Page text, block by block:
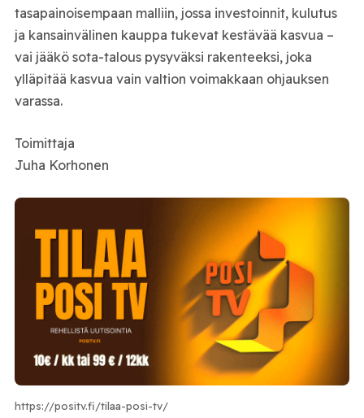
tasapainoisempaan malliin, jossa investoinnit, kulutus
ja kansainvälinen kauppa tukevat kestävää kasvua –
vai jääkö sota-talous pysyväksi rakenteeksi, joka
ylläpitää kasvua vain valtion voimakkaan ohjauksen
varassa.
Toimittaja
Juha Korhonen
https://positv.fi/tilaa-posi-tv/